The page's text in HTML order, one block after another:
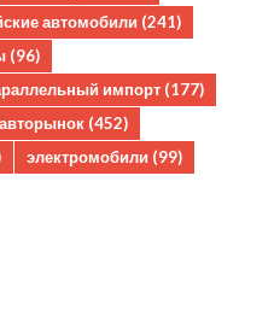
автомобили (241)
(96)
импорт (177)
(452)
электромобили (99)